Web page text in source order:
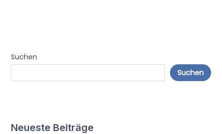
Suchen
Suchen
Neueste Beiträge